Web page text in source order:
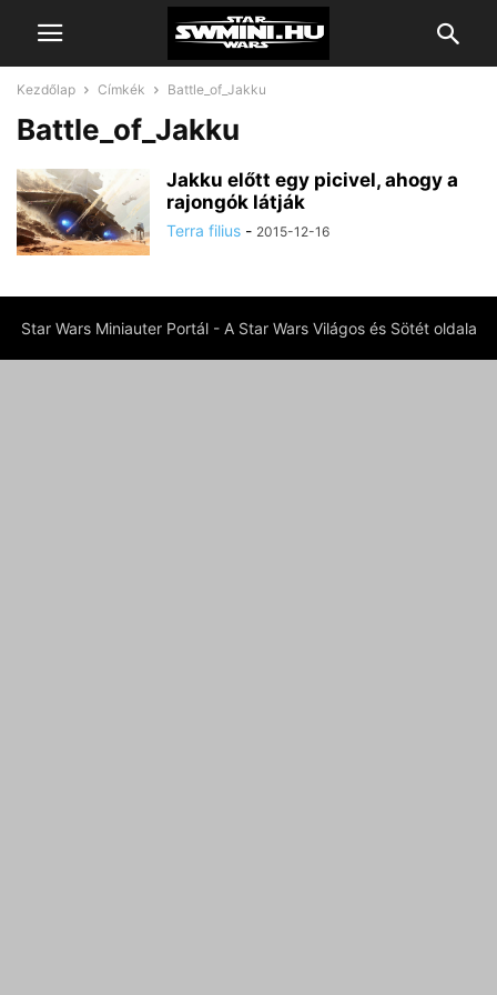
Kezdőlap Címkék Battle_of_Jakku
Battle_of_Jakku
Jakku előtt egy picivel, ahogy a
rajongók látják
Terra filius - 2015-12-16
Star Wars Miniauter Portál - A Star Wars Világos és Sötét oldala